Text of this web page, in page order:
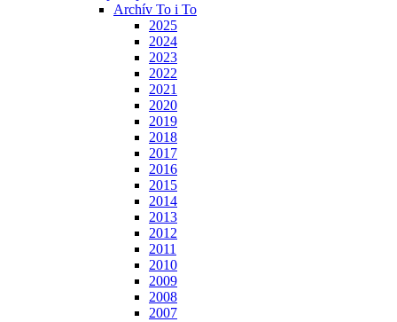
Archív To i To
2025
2024
2023
2022
2021
2020
2019
2018
2017
2016
2015
2014
2013
2012
2011
2010
2009
2008
2007